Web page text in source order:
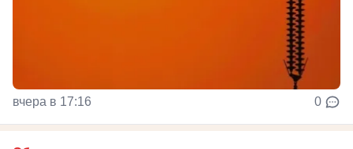
вчера в 17:16 0